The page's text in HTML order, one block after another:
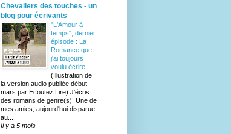
Chevaliers des touches - un
blog pour écrivants
"L'Amour à
temps", dernier
épisode : La
Romance que
j'ai toujours
voulu écrire -
(Illustration de
la version audio publiée début
mars par Ecoutez Lire) J'écris
des romans de genre(s). Une de
mes amies, aujourd'hui disparue,
au...
Il y a 5 mois